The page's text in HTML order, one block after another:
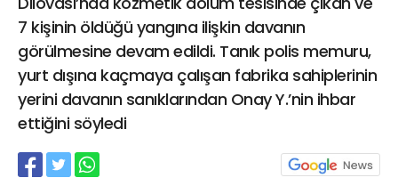
7 kişinin öldüğü yangına ilişkin davanın
görülmesine devam edildi. Tanık polis memuru,
yurt dışına kaçmaya çalışan fabrika sahiplerinin
yerini davanın sanıklarından Onay Y.’nin ihbar
ettiğini söyledi
21 Gölcük
02624132333
haber@golcukpostasi.com